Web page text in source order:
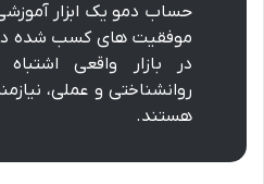
حساب دمو یک ابزار
موفقیت های کسب شده در
در بازار واقعی
روانشناختی و عملی،
هستند.